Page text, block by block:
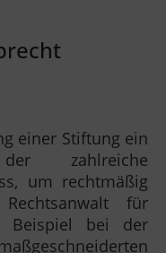
einer Stiftung ein
zahlreiche
um rechtmäßig
für
Beispiel bei der